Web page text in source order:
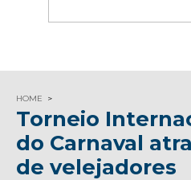
HOME
Torneio
do Carnaval
de velejadores